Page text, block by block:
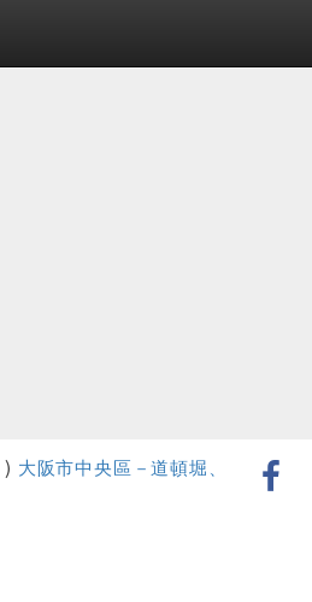
) 大阪市中央區－道頓堀、